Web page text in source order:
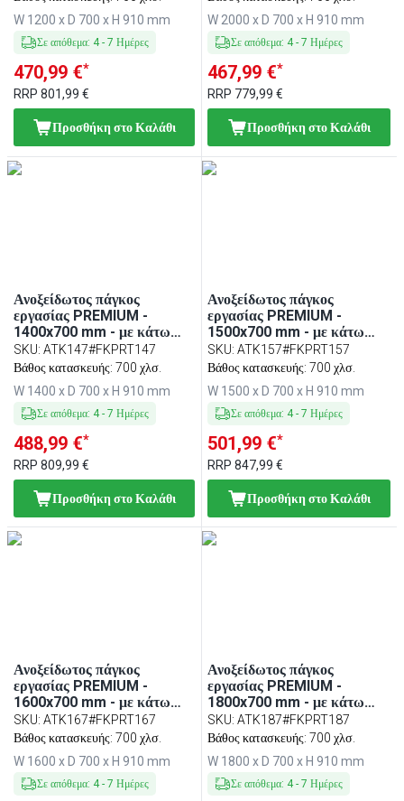
W 1200 x D 700 x H 910 mm
Σε απόθεμα: 4- 7 Ημέρες
470,99 €*
RRP 801,99 €
Προσθήκη στο Καλάθι
W 2000 x D 700 x H 910 mm
Σε απόθεμα: 4-7 Ημέρες
467,99 €*
RRP 779,99 €
Προσθήκη στο Καλάθι
Ανοξείδωτος πάγκος
εργασίας PREMIUM -
1400x700 mm - με κάτω
ράφι - περιλαμβάνει πλάκα
κοπής πολυαιθυλενίου
SKU: ATK147#FKPRT147
Βάθος κατασκευής: 700 χλσ.
W 1400 x D 700 x H 910 mm
Σε απόθεμα: 4- 7 Ημέρες
488,99 €*
RRP 809,99 €
Προσθήκη στο Καλάθι
Ανοξείδωτος πάγκος
εργασίας PREMIUM -
1500x700 mm - με κάτω
ράφι - περιλαμβάνει πλάκα
κοπής πολυαιθυλενίου
SKU:ATK157#FKPRT157
Βάθος κατασκευής: 700 χλσ.
W 1500 x D 700 x H 910 mm
Σε απόθεμα: 4-7 Ημέρες
501,99 €*
RRP847,99 €
Προσθήκη στο Καλάθι
Ανοξείδωτος πάγκος
εργασίας PREMIUM -
1600x700 mm - με κάτω
ράφι - περιλαμβάνει πλάκα
κοπής πολυαιθυλενίου
SKU: ATK167#FKPRT167
Βάθος κατασκευής: 700 χλσ.
W 1600 x D 700 x H 910 mm
Σε απόθεμα: 4- 7 Ημέρες
Ανοξείδωτος πάγκος
εργασίας PREMIUM -
1800x700 mm - με κάτω
ράφι - περιλαμβάνει πλάκα
κοπής πολυαιθυλενίου
SKU:ATK187#FKPRT187
Βάθος κατασκευής: 700 χλσ.
W 1800 x D 700 x H 910 mm
Σε απόθεμα: 4-7 Ημέρες